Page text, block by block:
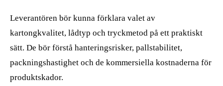
Leverantören bör kunna förklara valet av
kartongkvalitet, lådtyp och tryckmetod på ett praktiskt
sätt. De bör förstå hanteringsrisker, pallstabilitet,
packningshastighet och de kommersiella kostnaderna för
produktskador.